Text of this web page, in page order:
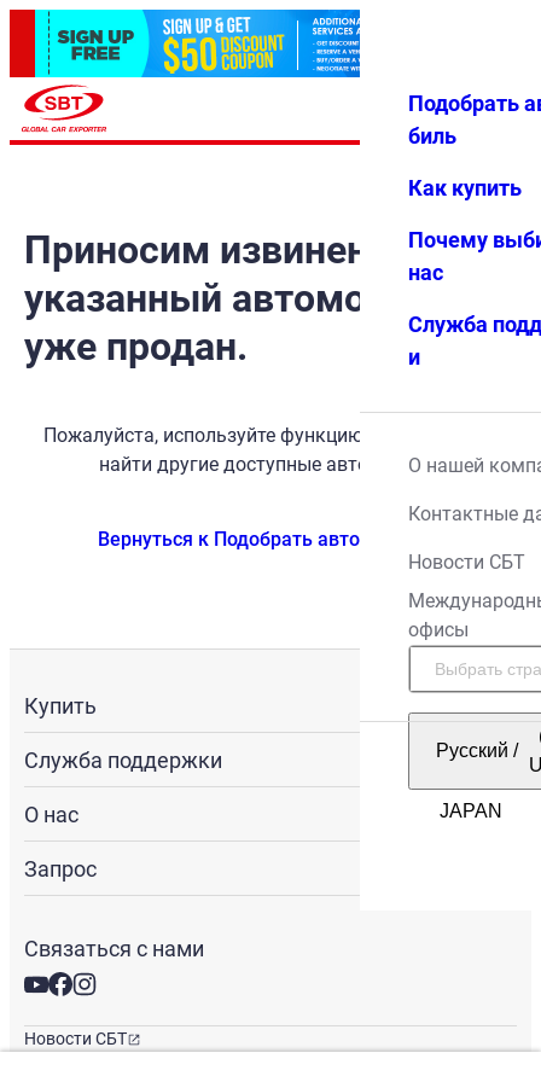
Избранн
Меню
Подобрать
биль
Как купить
Почему
нас
Служба
и
О нашей
Контактные
Новости СБТ
офисы
Русский /
Приносим извинения, но
указанный автомобиль
уже продан.
Пожалуйста, используйте функцию поиска, чтобы
найти другие доступные автомобили.
Вернуться к Подобрать автомобиль
Купить
Служба поддержки
О нас
Запрос
Связаться с нами
Новости СБТ